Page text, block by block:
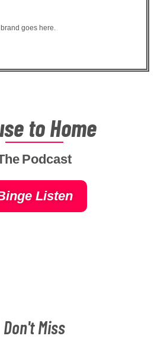
goes here.
toHome
Podcast
Listen
Don't Miss